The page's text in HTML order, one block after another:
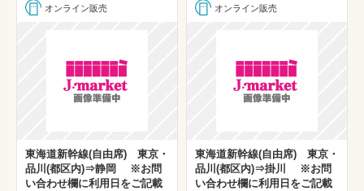
オンライン販売
東海道新幹線(自由席) 東京・
品川(都区内)⇒静岡 ※お問
い合わせ欄に利用日をご記載
オンライン販売
東海道新幹線(自由席) 東京・
品川(都区内)⇒掛川 ※お問
い合わせ欄に利用日をご記載